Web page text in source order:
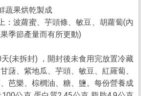
蔬果烘乾製成
：波蘿蜜、芋頭條、敏豆、胡蘿蔔(內
季節產量而有所更動)
(未拆封) ，開封後未食用完放置冷藏
藷、紫地瓜、芋頭、敏豆、紅羅蔔、
芭樂、棕櫚油、糖、鹽。每份營養成